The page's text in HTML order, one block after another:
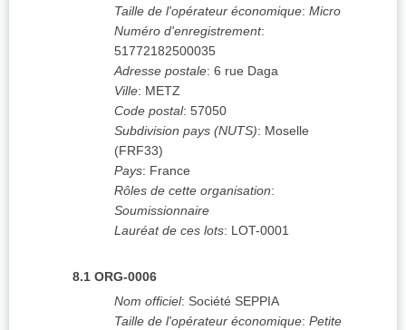
Taille de l'opérateur économique: Micro
Numéro d'enregistrement:
51772182500035
Adresse postale: 6 rue Daga
Ville: METZ
Code postal: 57050
Subdivision pays (NUTS): Moselle
(FRF33)
Pays: France
Rôles de cette organisation:
Soumissionnaire
Lauréat de ces lots: LOT-0001
8.1 ORG-0006
Nom officiel: Société SEPPIA
Taille de l'opérateur économique: Petite